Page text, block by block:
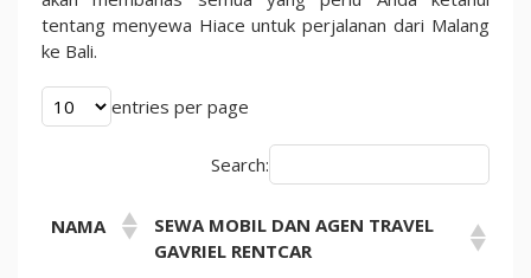
Keindahan
Pulau
tentang menyewa Hiace untuk perjalanan dari Malang
ke Bali.
entries per page
Search:
NAMA
SEWA MOBIL DAN AGEN TRAVEL
GAVRIEL RENTCAR